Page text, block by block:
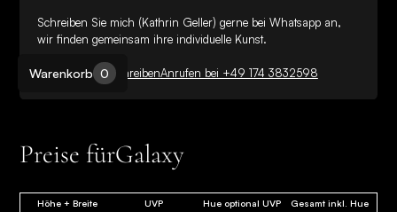
Schreiben Sie mich (Kathrin Geller) gerne bei Whatsapp an,
wir finden gemeinsam ihre individuelle Kunst.
Bei WhatsApp schreibenAnrufen bei +49 174 3832598
Preise fürGalaxy
Höhe + Breite UVP Hue optional UVP Gesamt inkl. Hue
Warenkorb 0